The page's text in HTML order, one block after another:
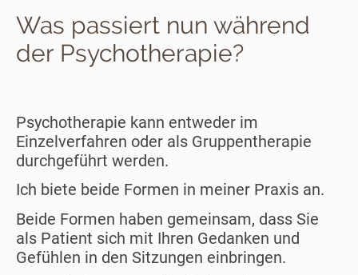
Was passiert nun während
der Psychotherapie?
Psychotherapie kann entweder im
Einzelverfahren oder als Gruppentherapie
durchgeführt werden.
Ich biete beide Formen in meiner Praxis an.
Beide Formen haben gemeinsam, dass Sie
als Patient sich mit Ihren Gedanken und
Gefühlen in den Sitzungen einbringen.